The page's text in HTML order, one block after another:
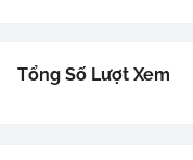
Tổng Số Lượt Xem